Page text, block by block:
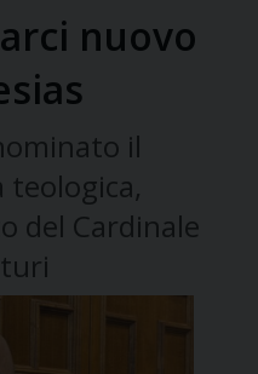
nuovo
il
teologica,
del Cardinale